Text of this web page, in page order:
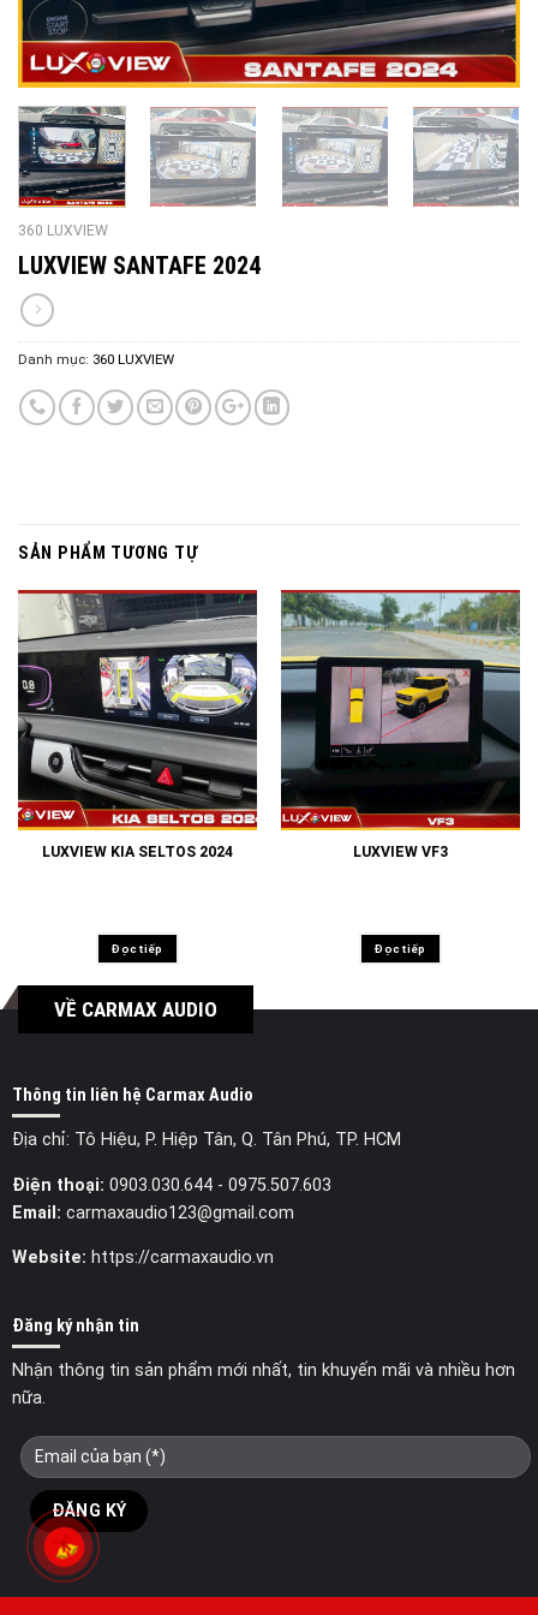
360 LUXVIEW
LUXVIEW SANTAFE 2024
Danh mục: 360 LUXVIEW
SẢN PHẨM TƯƠNG TỰ
LUXVIEW KIA SELTOS 2024
Đọc tiếp
LUXVIEW VF3
Đọc tiếp
VỀ CARMAX AUDIO
Thông tin liên hệ Carmax Audio
Địa chỉ: Tô Hiệu, P. Hiệp Tân, Q. Tân Phú, TP. HCM
Điện thoại: 0903.030.644- 0975.507.603
Email: carmaxaudio123@gmail.com
Website: https://carmaxaudio.vn
Đăng ký nhận tin
Nhận thông tin sản phẩm mới nhất, tin khuyến mãi và nhiều hơn
nữa.